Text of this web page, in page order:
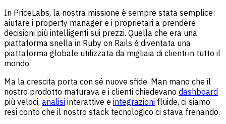
In PriceLabs, la nostra missione è sempre stata semplice:
aiutare i property manager e i proprietari a prendere
decisioni più intelligenti sui prezzi. Quella che era una
piattaforma snella in Ruby on Rails è diventata una
piattaforma globale utilizzata da migliaia di clienti in tutto il
mondo.
Ma la crescita porta con sé nuove sfide. Man mano che il
nostro prodotto maturava e i clienti chiedevano dashboard
più veloci, analisi interattive e integrazioni fluide, ci siamo
resi conto che il nostro stack tecnologico ci stava frenando.